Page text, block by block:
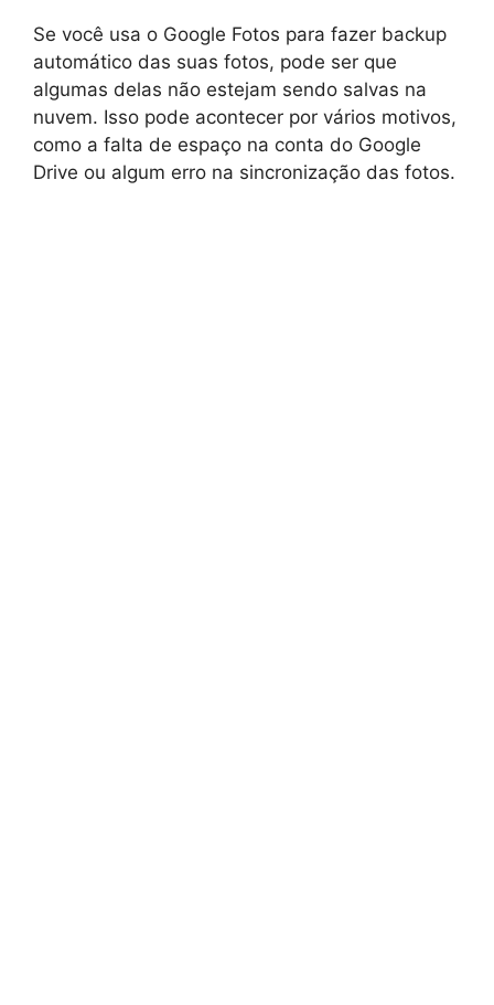
Se você usa o Google Fotos para fazer backup
automático das suas fotos, pode ser que
algumas delas não estejam sendo salvas na
nuvem. Isso pode acontecer por vários motivos,
como a falta de espaço na conta do Google
Drive ou algum erro na sincronização das fotos.